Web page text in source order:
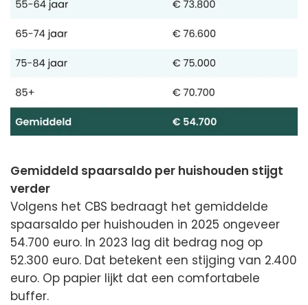
Gemiddeld spaarsaldo per huishouden stijgt
verder
Volgens het CBS bedraagt het gemiddelde
spaarsaldo per huishouden in 2025 ongeveer
54.700 euro. In 2023 lag dit bedrag nog op
52.300 euro. Dat betekent een stijging van 2.400
euro. Op papier lijkt dat een comfortabele
buffer.